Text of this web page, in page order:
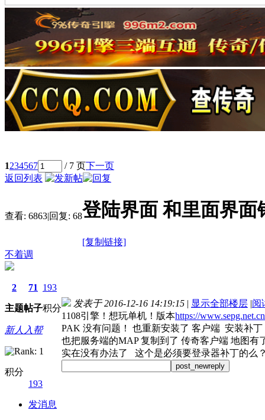
1234567 / 7 页下一页
返回列表
查看: 6863|回复: 68登陆界面 和里面界面
[复制链接]
不着调
2
主题
71
帖子
193
积分
新人入帮
积分
193
发消息
发表于 2016-12-16 14:19:15 | 显示全部楼层 |阅
1108引擎！想玩单机！版本https://
PAK 没有问题！ 也重新安装了 客户端 安装补丁
也把服务端的MAP 复制到了 传奇客户端 地图有
实在没有办法了 这个是必须要登录器补丁的么
post_newreply